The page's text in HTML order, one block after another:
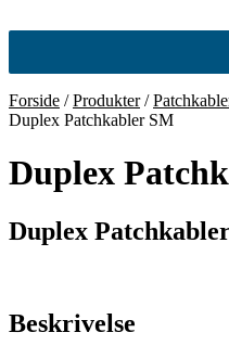
Forside /Produkter/
Duplex Patchkabler SM
Duplex
Duplex
Beskrivelse